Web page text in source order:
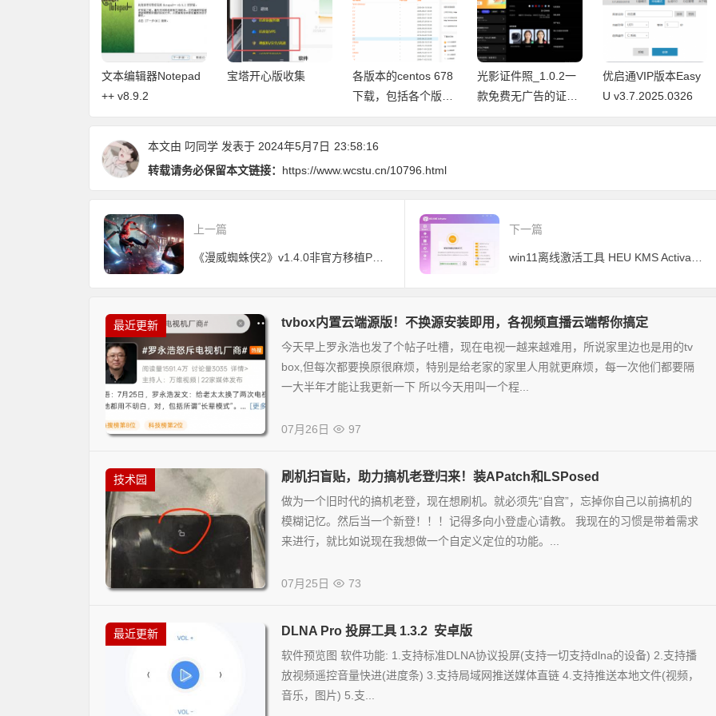
文本编辑器Notepad
++ v8.9.2
宝塔开心版收集
各版本的centos 678
下载，包括各个版本
的说明和无桌面版
光影证件照_1.0.2一
款免费无广告的证件
照制作工具
优启通VIP版本Easy
U v3.7.2025.0326
本文由 叼同学 发表于 2024年5月7日 23:58:16
转载请务必保留本文链接： https://www.wcstu.cn/10796.html
上一篇 下一篇
最近更新 tvbox内置云端源版！不换源安装即用，各视频直播云端帮你搞定
今天早上罗永浩也发了个帖子吐槽，现在电视一越来越难用，所说家里边也是用的tv
box,但每次都要换原很麻烦，特别是给老家的家里人用就更麻烦，每一次他们都要隔
一大半年才能让我更新一下 所以今天用叫一个程...
07月26日 97
技术园 刷机扫盲贴，助力搞机老登归来！装APatch和LSPosed
做为一个旧时代的搞机老登，现在想刷机。就必须先“自宫”，忘掉你自己以前搞机的
模糊记忆。然后当一个新登！！！记得多向小登虚心请教。 我现在的习惯是带着需求
来进行，就比如说现在我想做一个自定义定位的功能。...
07月25日 73
最近更新 DLNA Pro 投屏工具 1.3.2 安卓版
软件预览图 软件功能: 1.支持标准DLNA协议投屏(支持一切支持dlna的设备) 2.支持播
放视频遥控音量快进(进度条) 3.支持局域网推送媒体直链 4.支持推送本地文件(视频，
音乐，图片) 5.支...